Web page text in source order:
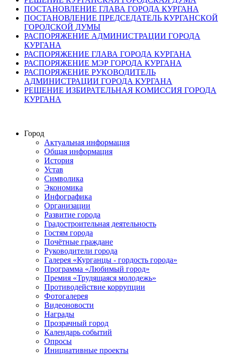
ПОСТАНОВЛЕНИЕ ГЛАВА ГОРОДА КУРГАНА
ПОСТАНОВЛЕНИЕ ПРЕДСЕДАТЕЛЬ КУРГАНСКОЙ
ГОРОДСКОЙ ДУМЫ
РАСПОРЯЖЕНИЕ АДМИНИСТРАЦИИ ГОРОДА
КУРГАНА
РАСПОРЯЖЕНИЕ ГЛАВА ГОРОДА КУРГАНА
РАСПОРЯЖЕНИЕ МЭР ГОРОДА КУРГАНА
РАСПОРЯЖЕНИЕ РУКОВОДИТЕЛЬ
АДМИНИСТРАЦИИ ГОРОДА КУРГАНА
РЕШЕНИЕ ИЗБИРАТЕЛЬНАЯ КОМИССИЯ ГОРОДА
КУРГАНА
Город
Актуальная информация
Общая информация
История
Устав
Символика
Экономика
Инфографика
Организации
Развитие города
Градостроительная деятельность
Гостям города
Почётные граждане
Руководители города
Галерея «Курганцы - гордость города»
Программа «Любимый город»
Премия «Трудящаяся молодежь»
Противодействие коррупции
Фотогалерея
Видеоновости
Награды
Прозрачный город
Календарь событий
Опросы
Инициативные проекты